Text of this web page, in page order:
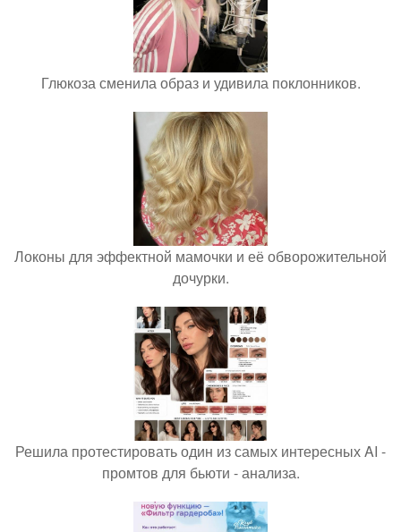
Глюкоза сменила образ и удивила поклонников.
Локоны для эффектной мамочки и её обворожительной
дочурки.
Решила протестировать один из самых интересных AI -
промтов для бьюти - анализа.